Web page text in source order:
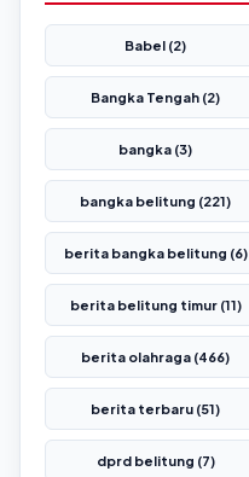
Babel (2)
Bangka Tengah (2)
bangka (3)
bangka belitung (221)
berita bangka belitung (6)
berita belitung timur (11)
berita olahraga (466)
berita terbaru (51)
dprd belitung (7)